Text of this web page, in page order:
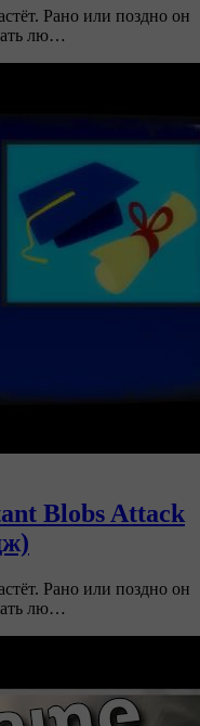
Рано или поздно он
лю…
Blobs Attack
Рано или поздно он
лю…